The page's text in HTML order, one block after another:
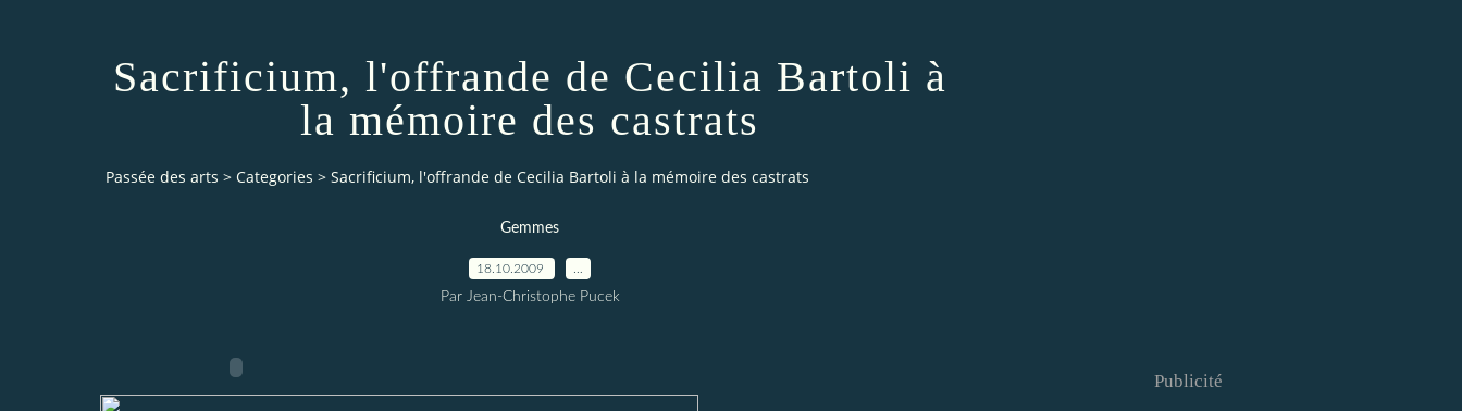
Sacrificium, l'offrande de Cecilia Bartoli à
la mémoire des castrats
Passée des arts > Categories > Sacrificium, l'offrande de Cecilia Bartoli à la mémoire des castrats
Gemmes
18.10.2009
Par Jean-Christophe Pucek
Publicité